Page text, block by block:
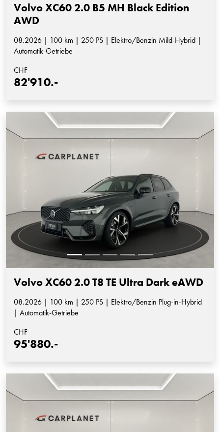
Volvo XC60 2.0 B5 MH Black Edition
AWD
08.2026 | 100 km | 250 PS | Elektro/Benzin Mild-Hybrid |
Automatik-Getriebe
CHF
82'910.-
Volvo XC60 2.0 T8 TE Ultra Dark eAWD
08.2026 | 100 km | 250 PS | Elektro/Benzin Plug-in-Hybrid
| Automatik-Getriebe
CHF
95'880.-